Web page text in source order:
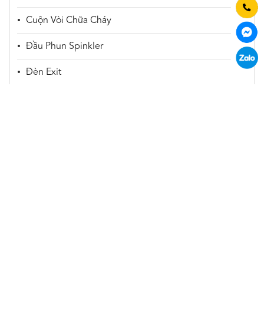
Cuộn Vòi Chữa Cháy
Đầu Phun Spinkler
Đèn Exit